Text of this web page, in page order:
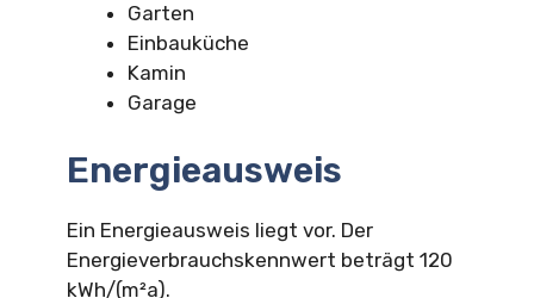
Garten
Einbauküche
Kamin
Garage
Energieausweis
Ein Energieausweis liegt vor. Der
Energieverbrauchskennwert beträgt 120
kWh/(m²a).